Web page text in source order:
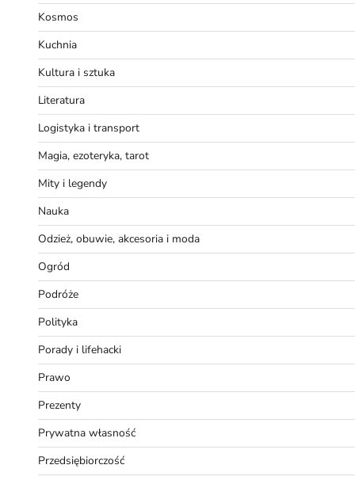
Kosmos
Kuchnia
Kultura i sztuka
Literatura
Logistyka i transport
Magia, ezoteryka, tarot
Mity i legendy
Nauka
Odzież, obuwie, akcesoria i moda
Ogród
Podróże
Polityka
Porady i lifehacki
Prawo
Prezenty
Prywatna własność
Przedsiębiorczość